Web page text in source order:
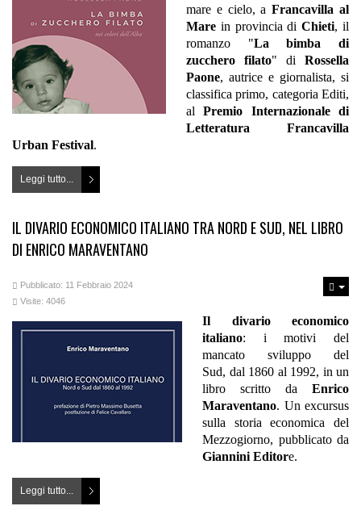
mare e cielo, aFrancavilla al
Mare in provincia diChieti, il
romanzo "La bimba di
zucchero filato" di Rossella
Paone, autrice e giornalista, si
classifica primo, categoria Editi,
alPremio Internazionale di
Letteratura Francavilla
Urban Festival.
Leggi tutto...
IL DIVARIO ECONOMICO ITALIANO TRA NORD E SUD, NEL LIBRO
DI ENRICO MARAVENTANO
Pubblicato: 11 Febbraio 2024
Visite: 4046
Il divario economico
italiano: i motivi del
mancato sviluppo del
Sud, dal 1860 al 1992, in un
libro scritto da Enrico
Maraventano. Un excursus
sulla storia economica del
Mezzogiorno, pubblicato da
Giannini Editore.
Leggi tutto...